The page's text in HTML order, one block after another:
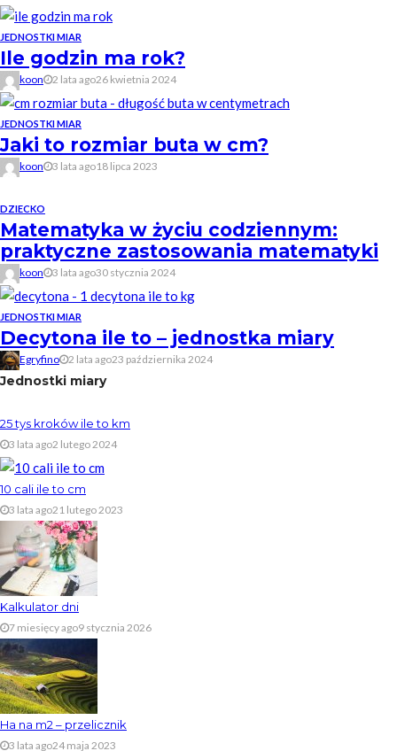
JEDNOSTKI MIAR
Ile godzin ma rok?
koon 2 lata ago26 kwietnia 2024
JEDNOSTKI MIAR
Jaki to rozmiar buta w cm?
koon 3 lata ago18 lipca 2023
DZIECKO
Matematyka w życiu codziennym:
praktyczne zastosowania matematyki
koon 3 lata ago30 stycznia 2024
JEDNOSTKI MIAR
Decytona ile to – jednostka miary
Egryfino 2 lata ago23 października 2024
Jednostki miary
25 tys kroków ile to km
3 lata ago2 lutego 2024
10 cali ile to cm
3 lata ago21 lutego 2023
Kalkulator dni
7 miesięcy ago9 stycznia 2026
Ha na m2 – przelicznik
3 lata ago24 maja 2023